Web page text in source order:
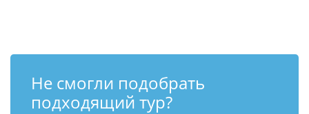
Не смогли подобрать
подходящий тур?